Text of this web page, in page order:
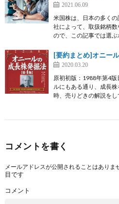
2021.06.09
米国株は、日本の多く
社によって、取扱銘柄
ので、この記事では選
[要約まとめ]オニー
2020.03.20
原初初版：1988年第4版
ルにもある通り、成長
時、売りどきの解説を
コメントを書く
メールアドレスが公開されることはありま
目です
コメント